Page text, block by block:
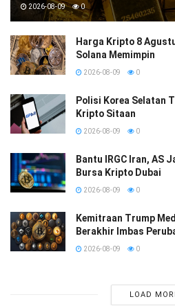
2026-08-09 0
Harga Kripto 8
Solana Memimpin
2026-08-09 0
Polisi Korea Selatan
Kripto Sitaan
2026-08-09 0
Bantu IRGC Iran, AS
Bursa Kripto Dubai
2026-08-09 0
Kemitraan Trump
Berakhir Imbas
2026-08-09 0
LOAD